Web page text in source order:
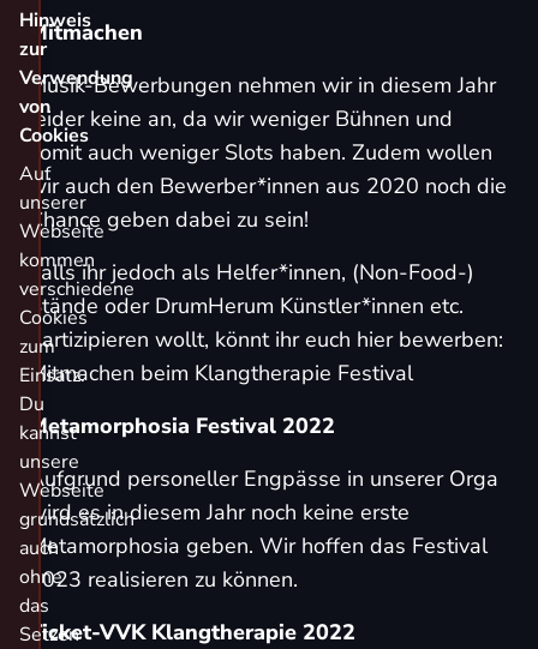
Mitmachen
Musik-Bewerbungen nehmen wir in diesem Jahr
leider keine an, da wir weniger Bühnen und
somit auch weniger Slots haben. Zudem wollen
wir auch den Bewerber*innen aus 2020 noch die
Chance geben dabei zu sein!
Falls ihr jedoch als Helfer*innen, (Non-Food-)
Stände oder DrumHerum Künstler*innen etc.
partizipieren wollt, könnt ihr euch hier bewerben:
Mitmachen beim Klangtherapie Festival
Metamorphosia Festival 2022
Aufgrund personeller Engpässe in unserer Orga
wird es in diesem Jahr noch keine erste
Metamorphosia geben. Wir hoffen das Festival
2023 realisieren zu können.
Ticket-VVK Klangtherapie 2022
Hinweis
zur
Verwendung
von
Cookies
Auf
unserer
Webseite
kommen
verschiedene
Cookies
zum
Einsatz.
Du
kannst
unsere
Webseite
grundsätzlich
auch
ohne
das
Setzen